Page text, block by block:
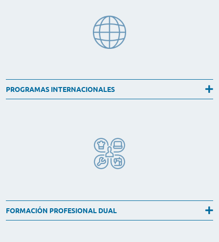
PROGRAMAS INTERNACIONALES
FORMACIÓN PROFESIONAL DUAL